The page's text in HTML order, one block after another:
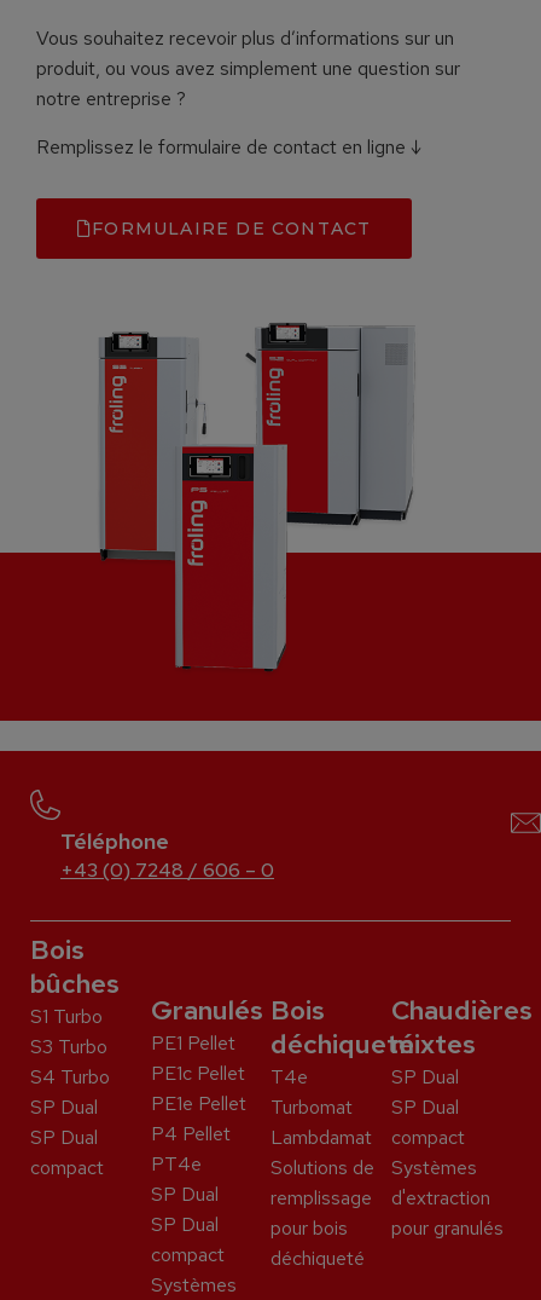
Vous souhaitez recevoir plus d’informations sur un
produit, ou vous avez simplement une question sur
notre entreprise ?
Remplissez le formulaire de contact en ligne ↓
FORMULAIRE DE CONTACT
Téléphone
+43 (0) 7248 / 606 – 0
Bois
bûches
S1 Turbo
S3 Turbo
S4 Turbo
SP Dual
SP Dual
compact
Granulés
PE1 Pellet
PE1c Pellet
PE1e Pellet
P4 Pellet
PT4e
SP Dual
SP Dual
compact
Systèmes
Bois
déchiqueté
T4e
Turbomat
Lambdamat
Solutions de
remplissage
pour bois
déchiqueté
Chaudières
mixtes
SP Dual
SP Dual
compact
Systèmes
d'extraction
pour granulés